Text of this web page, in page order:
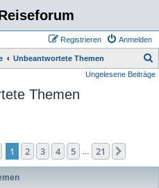
Anmelden
Registrieren
Unbeantwortete Themen
u
Ungelesene Beiträge
Themen
1von 21
1 2 3 4 5 21